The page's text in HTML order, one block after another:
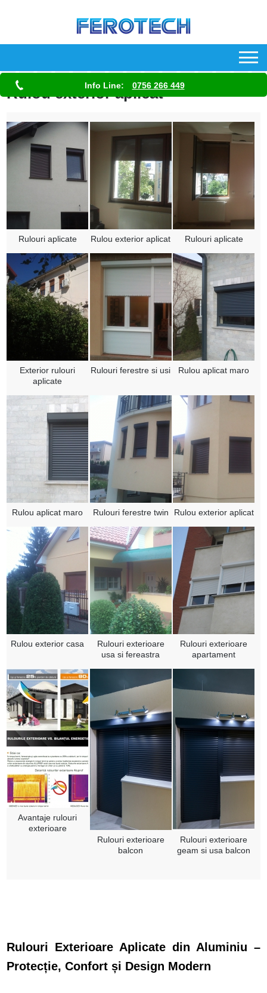
Info Line: 0756 266 449
Rulou exterior aplicat
Rulouri aplicate Rulou exterior aplicat Rulouri aplicate
Exterior rulouri
aplicate
Rulouri ferestre si usi Rulou aplicat maro
Rulou aplicat maro Rulouri ferestre twin Rulou exterior aplicat
Rulou exterior casa
Rulouri exterioare
usa si fereastra
Rulouri exterioare
apartament
Avantaje rulouri
exterioare
Rulouri exterioare
balcon
Rulouri exterioare
geam si usa balcon
Rulouri Exterioare Aplicate din Aluminiu –
Protecție, Confort și Design Modern